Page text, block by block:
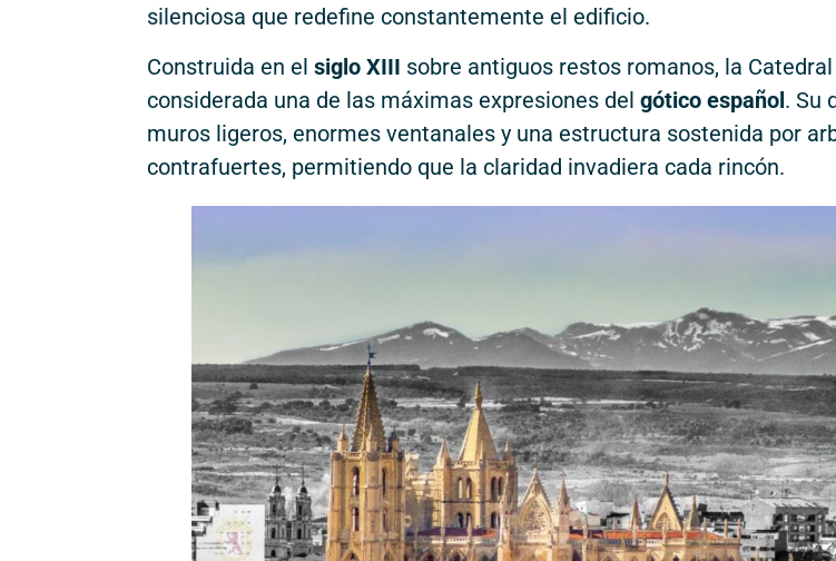
silenciosa que redefine constantemente el edificio.
Construida en el siglo XIII sobre antiguos restos romanos, la
considerada una de las máximas expresiones del gótico español. Su
muros ligeros, enormes ventanales y una estructura sostenida por
contrafuertes, permitiendo que la claridad invadiera cada rincón.